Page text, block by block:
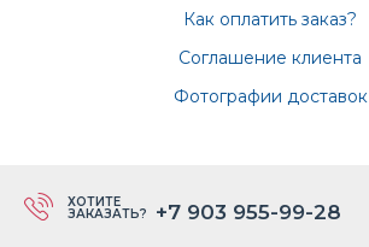
Как оплатить заказ?
Соглашение клиента
Фотографии доставок
ХОТИТЕ
ЗАКАЗАТЬ? +7 903 955-99-28